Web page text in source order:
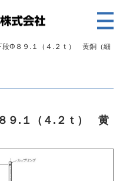
Φ８９.１（４.２ｔ） 黄銅（細
.１（４.２ｔ） 黄